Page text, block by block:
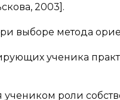
2003].
выборе метода
ученика
роли